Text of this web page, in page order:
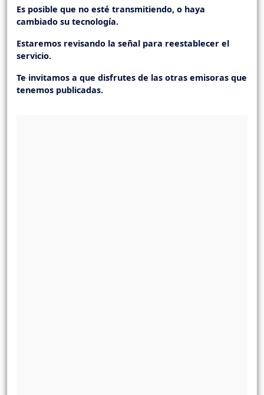
Es posible que no esté transmitiendo, o haya
cambiado su tecnología.
Estaremos revisando la señal para reestablecer el
servicio.
Te invitamos a que disfrutes de las otras emisoras que
tenemos publicadas.